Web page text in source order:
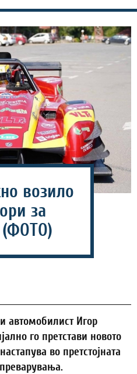
возило
за
(ФОТО)
автомобилист Игор
го претстави новото
во претстојната